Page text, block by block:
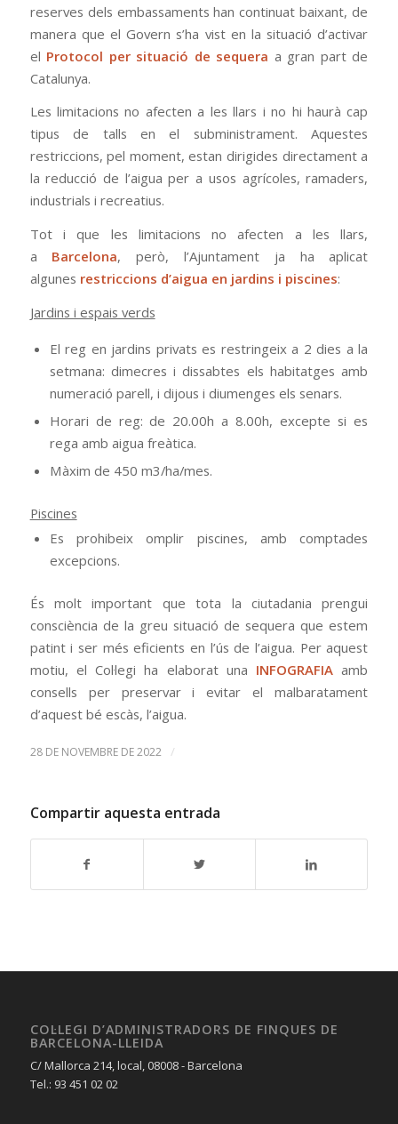
reserves dels embassaments han continuat baixant, de
manera que el Govern s’ha vist en la situació d’activar
el Protocol per situació de sequera a gran part de
Catalunya.
Les limitacions no afecten a les llars i no hi haurà cap
tipus de talls en el subministrament. Aquestes
restriccions, pel moment, estan dirigides directament a
la reducció de l’aigua per a usos agrícoles, ramaders,
industrials i recreatius.
Tot i que les limitacions no afecten a les llars,
a Barcelona, però, l’Ajuntament ja ha aplicat
algunes restriccions d’aigua en jardins i piscines:
Jardins i espais verds
El reg en jardins privats es restringeix a 2 dies a la
setmana: dimecres i dissabtes els habitatges amb
numeració parell, i dijous i diumenges els senars.
Horari de reg: de 20.00h a 8.00h, excepte si es
rega amb aigua freàtica.
Màxim de 450 m3/ha/mes.
Piscines
Es prohibeix omplir piscines, amb comptades
excepcions.
És molt important que tota la ciutadania prengui
consciència de la greu situació de sequera que estem
patint i ser més eficients en l’ús de l’aigua. Per aquest
motiu, el Col·legi ha elaborat una INFOGRAFIA amb
consells per preservar i evitar el malbaratament
d’aquest bé escàs, l’aigua.
28 DE NOVEMBRE DE 2022 /
Compartir aquesta entrada
COL·LEGI D’ADMINISTRADORS DE FINQUES DE
BARCELONA-LLEIDA
C/ Mallorca 214, local, 08008 - Barcelona
Tel.: 93 451 02 02